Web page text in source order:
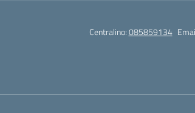
Centralino:085859134